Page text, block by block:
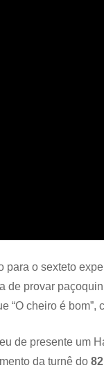
o sexteto
de provar
“O cheiro é
de presente um
da turnê do